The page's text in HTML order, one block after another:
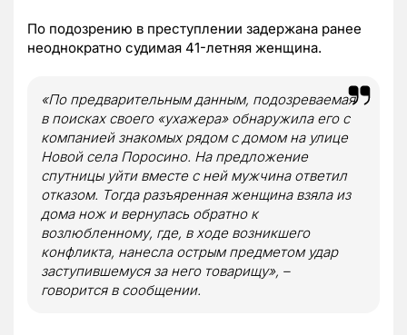
По подозрению в преступлении задержана ранее
неоднократно судимая 41-летняя женщина.
«По предварительным данным, подозреваемая
в поисках своего «ухажера» обнаружила его с
компанией знакомых рядом с домом на улице
Новой села Поросино. На предложение
спутницы уйти вместе с ней мужчина ответил
отказом. Тогда разъяренная женщина взяла из
дома нож и вернулась обратно к
возлюбленному, где, в ходе возникшего
конфликта, нанесла острым предметом удар
заступившемуся за него товарищу», –
говорится в сообщении.